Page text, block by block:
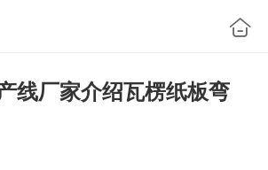
线厂家介绍瓦楞纸板弯